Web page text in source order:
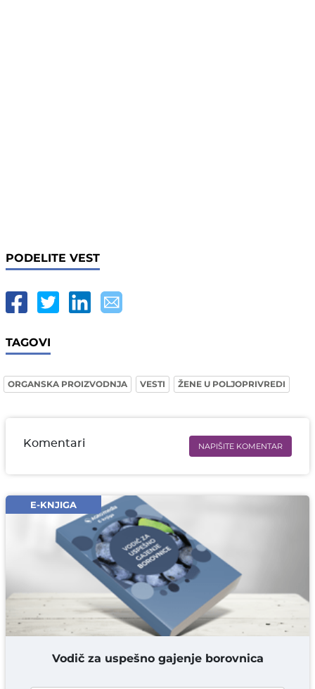
PODELITE VEST
TAGOVI
ORGANSKA PROIZVODNJA VESTI ŽENE U POLJOPRIVREDI
Komentari NAPIŠITE KOMENTAR
Email* obavezno
Komentar* obavezno
DODAJ KOMENTAR
E-KNJIGA
Vodič za uspešno gajenje borovnica